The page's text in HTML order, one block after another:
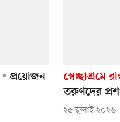
প্রয়োজন
স্বেচ্ছাশ্রমে
তরুণদের
২৫ জুলাই ২০২৬